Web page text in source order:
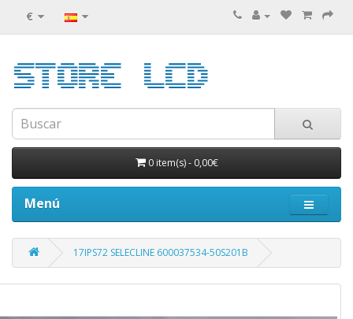
€
0 item(s)- 0,00€
Menú
17IPS72 SELECLINE 600037534-50S201B